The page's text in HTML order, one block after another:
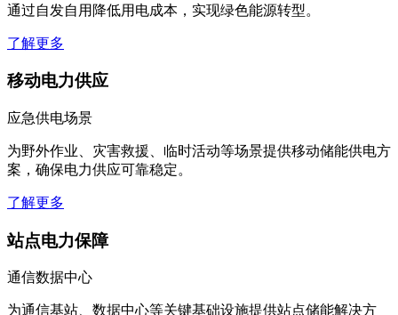
通过自发自用降低用电成本，实现绿色能源转型。
了解更多
移动电力供应
应急供电场景
为野外作业、灾害救援、临时活动等场景提供移动储能供电方
案，确保电力供应可靠稳定。
了解更多
站点电力保障
通信数据中心
为通信基站、数据中心等关键基础设施提供站点储能解决方